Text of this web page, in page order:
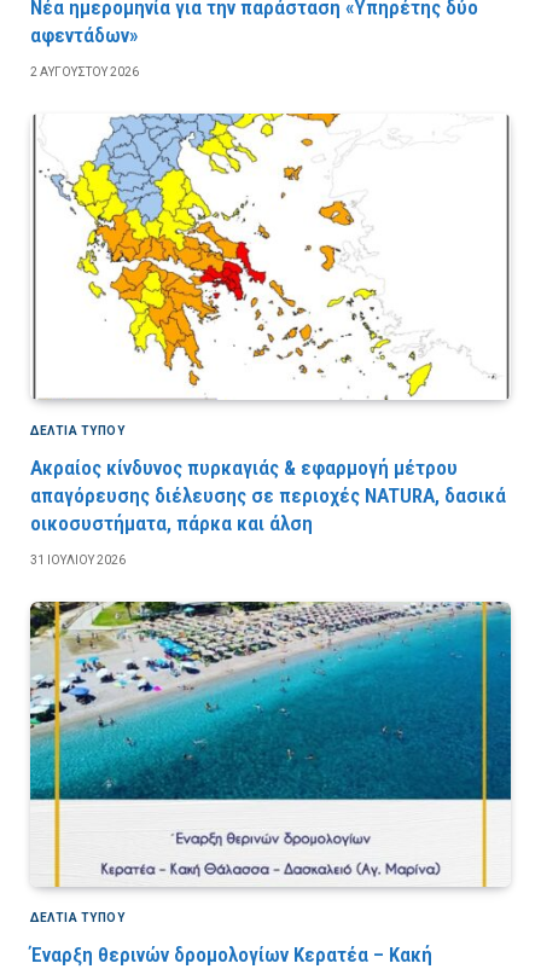
Νέα ημερομηνία για την παράσταση «Υπηρέτης δύο
αφεντάδων»
2 ΑΥΓΟΎΣΤΟΥ 2026
ΔΕΛΤΙΑ ΤΥΠΟΥ
Ακραίος κίνδυνος πυρκαγιάς & εφαρμογή μέτρου
απαγόρευσης διέλευσης σε περιοχές NATURA, δασικά
οικοσυστήματα, πάρκα και άλση
31 ΙΟΥΛΊΟΥ 2026
ΔΕΛΤΙΑ ΤΥΠΟΥ
Έναρξη θερινών δρομολογίων Κερατέα – Κακή